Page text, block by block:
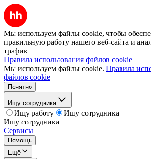
Мы используем файлы cookie, чтобы
правильную работу нашего веб-сайта и
трафик.
Правила использования файлов cookie
Мы используем файлы cookie. Правила
файлов cookie
Понятно
Ищу сотрудника
Ищу работу
Ищу сотрудника
Ищу сотрудника
Сервисы
Помощь
Ещё